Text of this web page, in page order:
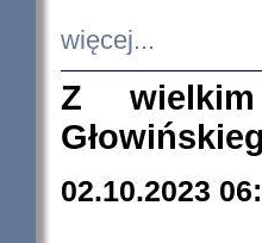
więcej...
Z
02.10.2023